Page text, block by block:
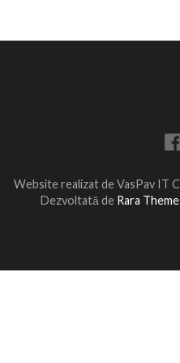
Website realizat de VasPav IT
Dezvoltată de Rara Theme